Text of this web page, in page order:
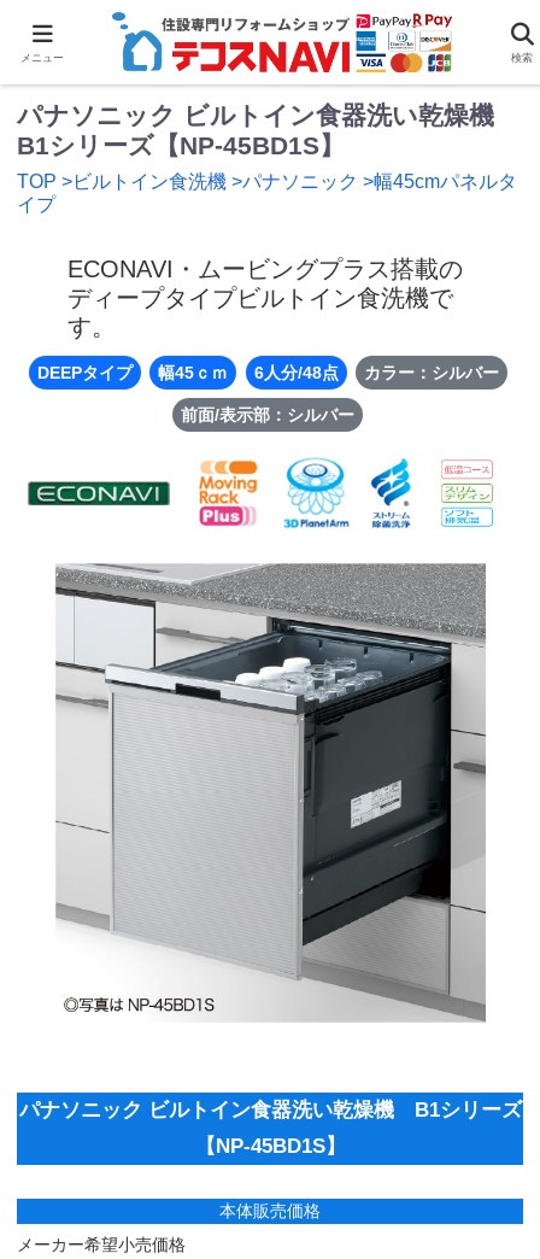
0
パナソニック ビルトイン食器洗い乾燥機
B1シリーズ【NP-45BD1S】
TOP >ビルトイン食洗機 >パナソニック >幅45cmパネルタ
イプ
ECONAVI・ムービングプラス搭載の
ディープタイプビルトイン食洗機で
す。
DEEPタイプ 幅45ｃｍ 6人分/48点 カラー：シルバー
前面/表示部：シルバー
パナソニック ビルトイン食器洗い乾燥機 B1シリーズ
【NP-45BD1S】
本体販売価格
メーカー希望小売価格
メニュー 検索